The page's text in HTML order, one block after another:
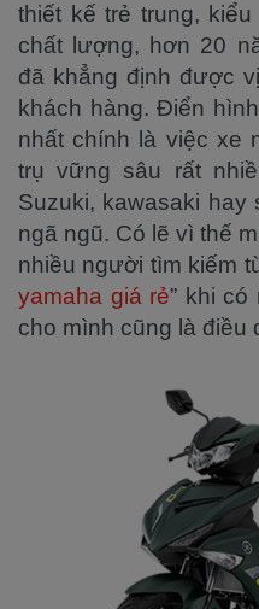
thiết kế trẻ trung,
chất lượng, hơn 20
đã khẳng định được
khách hàng. Điển
nhất chính là việc xe
trụ vững sâu rất
Suzuki, kawasaki hay
ngã ngũ. Có lẽ vì thế
nhiều người tìm kiếm
yamaha giá rẻ” khi có
cho mình cũng là điều